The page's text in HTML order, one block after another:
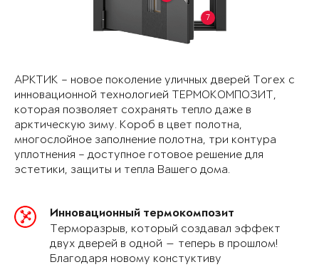
7
АРКТИК – новое поколение уличных дверей Torex с
инновационной технологией ТЕРМОКОМПОЗИТ,
которая позволяет сохранять тепло даже в
арктическую зиму. Короб в цвет полотна,
многослойное заполнение полотна, три контура
уплотнения – доступное готовое решение для
эстетики, защиты и тепла Вашего дома.
Инновационный термокомпозит
Терморазрыв, который создавал эффект
двух дверей в одной — теперь в прошлом!
Благодаря новому констуктиву